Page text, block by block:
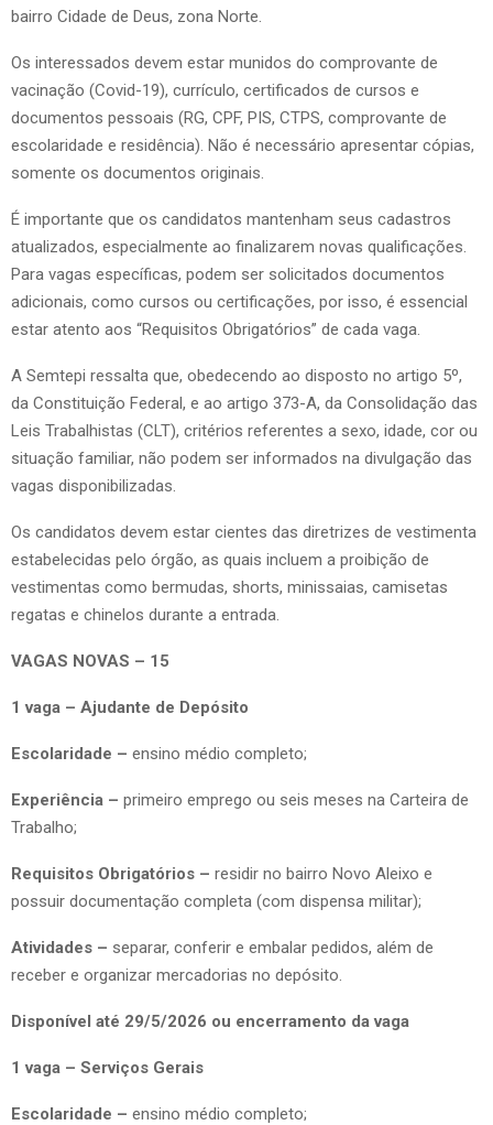
bairro Cidade de Deus, zona Norte.
Os interessados devem estar munidos do comprovante de
vacinação (Covid-19), currículo, certificados de cursos e
documentos pessoais (RG, CPF, PIS, CTPS, comprovante de
escolaridade e residência). Não é necessário apresentar cópias,
somente os documentos originais.
É importante que os candidatos mantenham seus cadastros
atualizados, especialmente ao finalizarem novas qualificações.
Para vagas específicas, podem ser solicitados documentos
adicionais, como cursos ou certificações, por isso, é essencial
estar atento aos “Requisitos Obrigatórios” de cada vaga.
A Semtepi ressalta que, obedecendo ao disposto no artigo 5º,
da Constituição Federal, e ao artigo 373-A, da Consolidação das
Leis Trabalhistas (CLT), critérios referentes a sexo, idade, cor ou
situação familiar, não podem ser informados na divulgação das
vagas disponibilizadas.
Os candidatos devem estar cientes das diretrizes de vestimenta
estabelecidas pelo órgão, as quais incluem a proibição de
vestimentas como bermudas, shorts, minissaias, camisetas
regatas e chinelos durante a entrada.
VAGAS NOVAS – 15
1 vaga – Ajudante de Depósito
Escolaridade – ensino médio completo;
Experiência – primeiro emprego ou seis meses na Carteira de
Trabalho;
Requisitos Obrigatórios – residir no bairro Novo Aleixo e
possuir documentação completa (com dispensa militar);
Atividades – separar, conferir e embalar pedidos, além de
receber e organizar mercadorias no depósito.
Disponível até 29/5/2026 ou encerramento da vaga
1 vaga – Serviços Gerais
Escolaridade – ensino médio completo;